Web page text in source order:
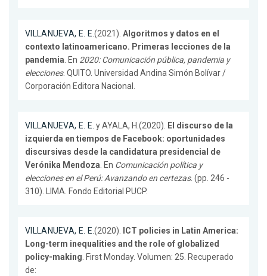
VILLANUEVA, E. E.(2021).Algoritmos y datos en el
contexto latinoamericano. Primeras lecciones de la
pandemia. En 2020: Comunicación pública, pandemia y
elecciones. QUITO. Universidad Andina Simón Bolívar /
Corporación Editora Nacional.
VILLANUEVA, E. E. y AYALA, H.(2020). El discurso de la
izquierda en tiempos de Facebook: oportunidades
discursivas desde la candidatura presidencial de
Verónika Mendoza. En Comunicación política y
elecciones en el Perú: Avanzando en certezas. (pp. 246 -
310). LIMA. Fondo Editorial PUCP.
VILLANUEVA, E. E.(2020). ICT policies in Latin America:
Long-term inequalities and the role of globalized
policy-making. First Monday. Volumen: 25. Recuperado
de: